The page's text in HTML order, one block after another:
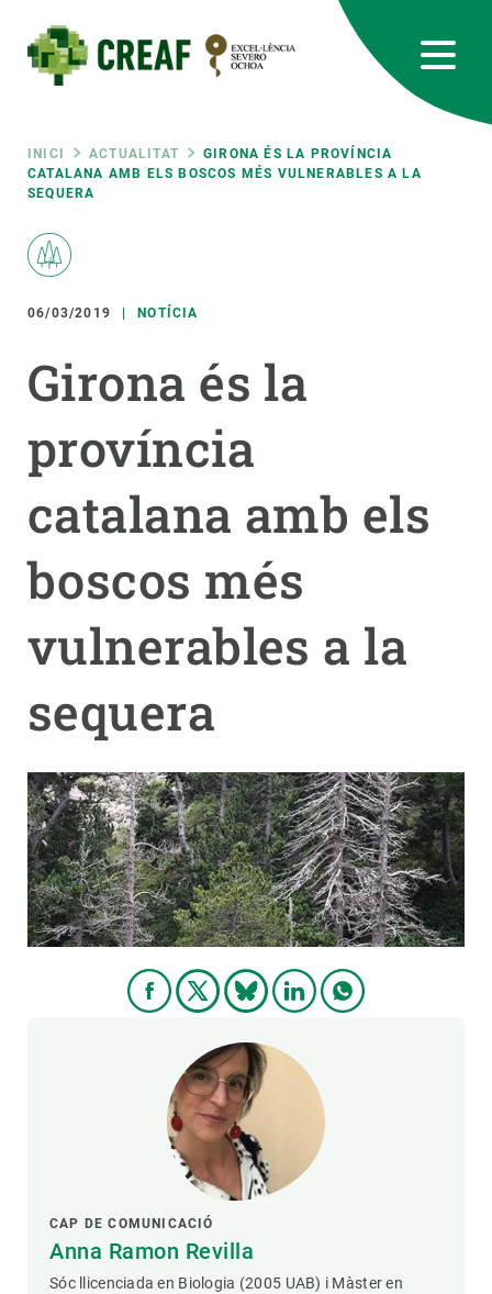
contingut
Fil
d'ariadna
INICI ACTUALITAT
GIRONA ÉS LA PROVÍNCIA
CATALANA AMB ELS BOSCOS MÉS VULNERABLES A LA
SEQUERA
06/03/2019 NOTÍCIA
Girona és la
província
catalana amb els
boscos més
vulnerables a la
sequera
CAP DE COMUNICACIÓ
Anna Ramon Revilla
Sóc llicenciada en Biologia (2005 UAB) i Màster en
RRSS
Featured
responsive
Responsive
menu
RECERCA
CIÈNCIA EN ACCIÓ
NOTÍCIES I AGENDA